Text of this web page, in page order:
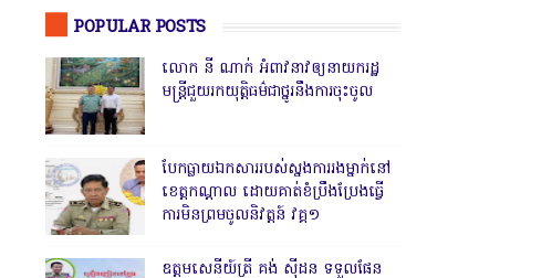
POPULAR POSTS
លោក នី ណាក់ អំពាវនាវឲ្យនាយករដ្ឋ
មន្ត្រីជួយរកយុត្តិធម៌ជាថ្នូរនឹងការចុះចូល
បែកធ្លាយឯកសាររបស់ស្នងការរងម្នាក់នៅ
ខេត្តកណ្ដាល ដោយគាត់ខំប្រឹងប្រែងធ្វើ
ការមិនព្រមចូលនិវត្តន៍ វគ្គ១
ឧត្តមសេនីយ៍ត្រី គង់ ស៊ីដន ទទួលផែន